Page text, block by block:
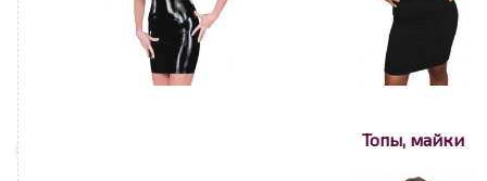
Топы, майки